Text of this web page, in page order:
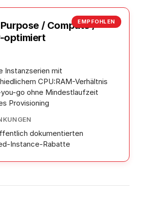
EMPFOHLEN
/ Compute /
optimiert
Instanzserien mit
CPU:RAM-Verhältnis
go ohne Mindestlaufzeit
Provisioning
dokumentierten
Instance-Rabatte